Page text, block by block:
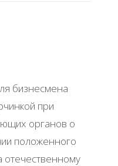
бизнесмена
при
органов о
положенного
отечественному